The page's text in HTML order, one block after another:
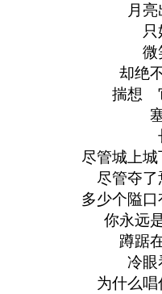
月
微
却绝
揣想
尽管城上城
尽管夺
多少个隘
你永远
蹲踞
冷眼
为什么